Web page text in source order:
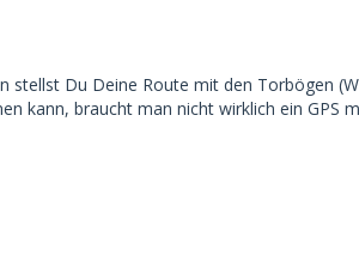
stellst Du Deine Route mit den Torbögen
kann, braucht man nicht wirklich ein GPS